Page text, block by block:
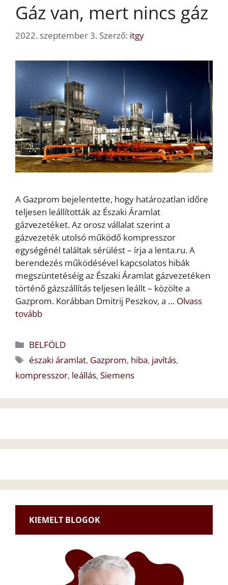
Gáz van, mert nincs gáz
2022. szeptember 3. Szerző: itgy
A Gazprom bejelentette, hogy határozatlan időre
teljesen leállították az Északi Áramlat
gázvezetéket. Az orosz vállalat szerint a
gázvezeték utolsó működő kompresszor
egységénél találtak sérülést – írja a lenta.ru. A
berendezés működésével kapcsolatos hibák
megszüntetéséig az Északi Áramlat gázvezetéken
történő gázszállítás teljesen leállt – közölte a
Gazprom. Korábban Dmitrij Peszkov, a … Olvass
tovább
Kategória
BELFÖLD
Címkék
északi áramlat, Gazprom, hiba, javítás,
kompresszor, leállás, Siemens
KIEMELT BLOGOK